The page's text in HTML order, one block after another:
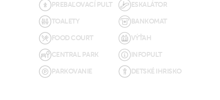
PREBAĽOVACÍ PULT
TOALETY
FOOD COURT
CENTRAL PARK
PARKOVANIE
ESKALÁTOR
BANKOMAT
VÝŤAH
INFOPULT
DETSKÉ IHRISKO